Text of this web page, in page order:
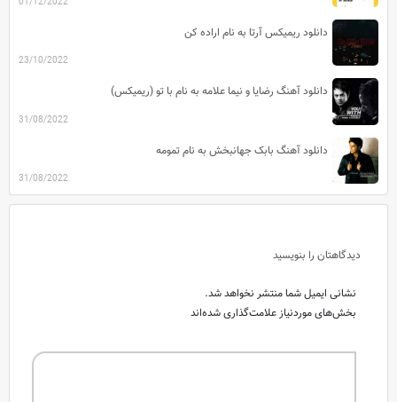
دانلود ریمیکس آرتا به نام اراده کن
23/10/2022
دانلود آهنگ رضایا و نیما علامه به نام با تو (ریمیکس)
31/08/2022
دانلود آهنگ بابک جهانبخش به نام تمومه
31/08/2022
دیدگاهتان را بنویسید
نشانی ایمیل شما منتشر نخواهد شد.
بخش‌های موردنیاز علامت‌گذاری شده‌اند